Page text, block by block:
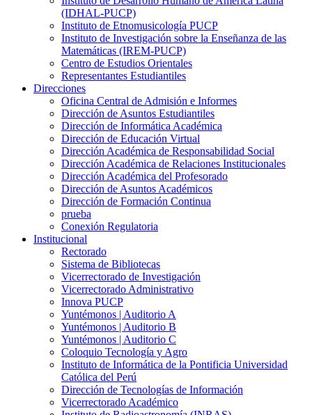
(IDHAL-PUCP)
Instituto de Etnomusicología PUCP
Instituto de Investigación sobre la Enseñanza de las
Matemáticas (IREM-PUCP)
Centro de Estudios Orientales
Representantes Estudiantiles
Direcciones
Oficina Central de Admisión e Informes
Dirección de Asuntos Estudiantiles
Dirección de Informática Académica
Dirección de Educación Virtual
Dirección Académica de Responsabilidad Social
Dirección Académica de Relaciones Institucionales
Dirección Académica del Profesorado
Dirección de Asuntos Académicos
Dirección de Formación Continua
prueba
Conexión Regulatoria
Institucional
Rectorado
Sistema de Bibliotecas
Vicerrectorado de Investigación
Vicerrectorado Administrativo
Innova PUCP
Yuntémonos | Auditorio A
Yuntémonos | Auditorio B
Yuntémonos | Auditorio C
Coloquio Tecnología y Agro
Instituto de Informática de la Pontificia Universidad
Católica del Perú
Dirección de Tecnologías de Información
Vicerrectorado Académico